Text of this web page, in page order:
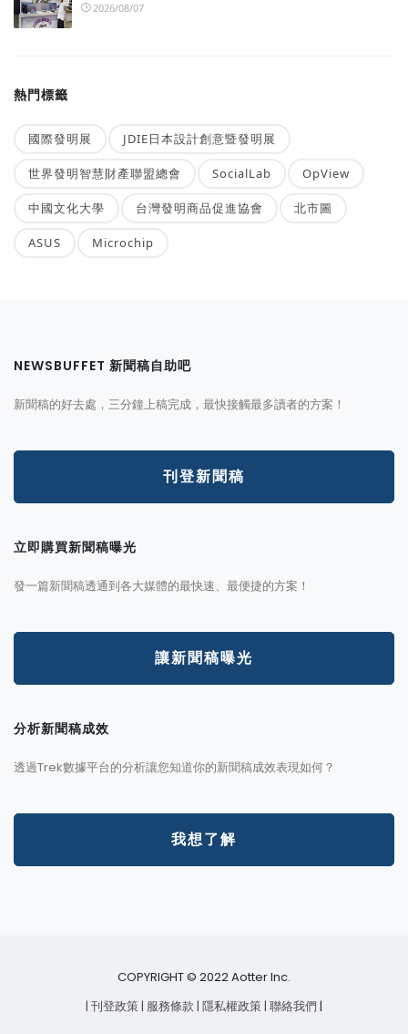
2026/08/07
熱門標籤
國際發明展 JDIE日本設計創意暨發明展
世界發明智慧財產聯盟總會 SocialLab OpView
中國文化大學 台灣發明商品促進協會 北市圖
ASUS Microchip
NEWSBUFFET 新聞稿自助吧
新聞稿的好去處，三分鐘上稿完成，最快接觸最多讀者的方案！
刊登新聞稿
立即購買新聞稿曝光
發一篇新聞稿透通到各大媒體的最快速、最便捷的方案！
讓新聞稿曝光
分析新聞稿成效
透過Trek數據平台的分析讓您知道你的新聞稿成效表現如何？
我想了解
COPYRIGHT © 2022 Aotter Inc.
| 刊登政策 | 服務條款 | 隱私權政策 | 聯絡我們 |